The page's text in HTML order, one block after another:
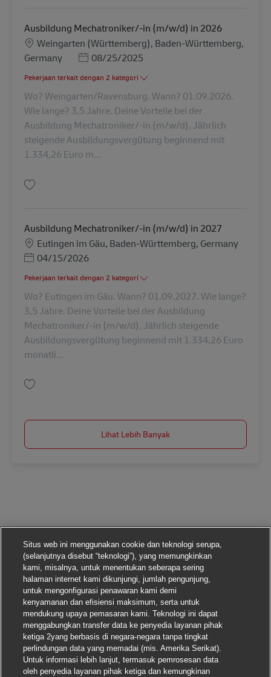
Ausbildung Mechatroniker/-in (m/w/d) in 2026
LokasiWeingarten (Württemberg), Baden-Württemberg,
Germany
Posted Date
08/25/2025
Pekerjaan terkait dengan 2 kategori
Wo? Weingarten/Ravensburg. Wann? 01.09.2026.
Wie lange? 3,5 Jahre. Deine Vorteile bei der
Ausbildung Mechatroniker/-in (m/w/d). Jährlich
steigende Ausbildungsvergütung beginnend mit
1.334,26 Euro m...
Ausbildung Mechatroniker/-in (m/w/d) in 2027
LokasiEutingen im Gäu, Baden-Württemberg, Germany
Posted Date
04/15/2026
Pekerjaan terkait dengan 2 kategori
Wo? Eutingen im Gäu. Wann? 01.09.2027. Wie lange?
3,5 Jahre. Deine Vorteile bei der Ausbildung
Mechatroniker/-in (m/w/d). Jährlich steigende
Ausbildungsvergütung beginnend mit 1.334,26 Euro
monatli...
Lihat Lebih Banyak
Situs web ini menggunakan cookie dan teknologi serupa,
(selanjutnya disebut “teknologi”), yang memungkinkan
kami, misalnya, untuk menentukan seberapa sering
halaman internet kami dikunjungi, jumlah pengunjung,
untuk mengonfigurasi penawaran kami demi
kenyamanan dan efisiensi maksimum, serta untuk
mendukung upaya pemasaran kami. Teknologi ini dapat
menggabungkan transfer data ke penyedia layanan pihak
ketiga 2yang berbasis di negara-negara tanpa tingkat
perlindungan data yang memadai (mis. Amerika Serikat).
Untuk informasi lebih lanjut, termasuk pemrosesan data
oleh penyedia layanan pihak ketiga dan kemungkinan